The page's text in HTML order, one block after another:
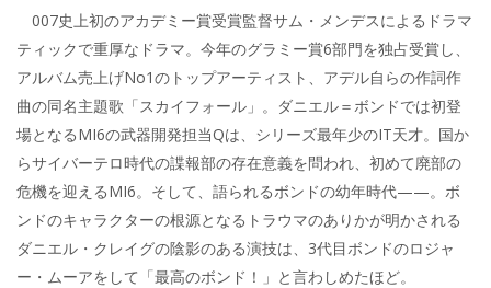
007史上初のアカデミー賞受賞監督サム・メンデスによるドラマ
ティックで重厚なドラマ。今年のグラミー賞6部門を独占受賞し、
アルバム売上げNo1のトップアーティスト、アデル自らの作詞作
曲の同名主題歌「スカイフォール」。ダニエル＝ボンドでは初登
場となるMI6の武器開発担当Qは、シリーズ最年少のIT天才。国か
らサイバーテロ時代の諜報部の存在意義を問われ、初めて廃部の
危機を迎えるMI6。そして、語られるボンドの幼年時代——。ボ
ンドのキャラクターの根源となるトラウマのありかが明かされる
ダニエル・クレイグの陰影のある演技は、3代目ボンドのロジャ
ー・ムーアをして「最高のボンド！」と言わしめたほど。